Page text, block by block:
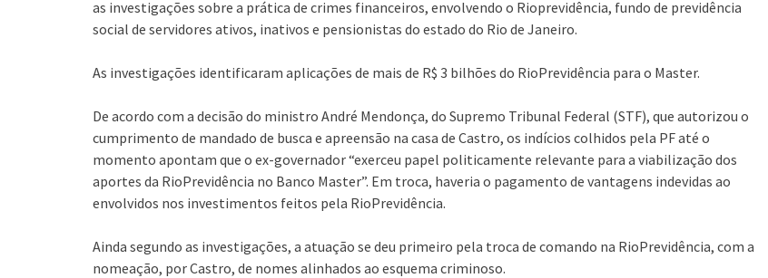
as investigações sobre a prática de crimes financeiros, envolvendo o Rioprevidência, fundo de previdência
social de servidores ativos, inativos e pensionistas do estado do Rio de Janeiro.
As investigações identificaram aplicações de mais de R$ 3 bilhões do RioPrevidência para o Master.
De acordo com a decisão do ministro André Mendonça, do Supremo Tribunal Federal (STF), que autorizou o
cumprimento de mandado de busca e apreensão na casa de Castro, os indícios colhidos pela PF até o
momento apontam que o ex-governador “exerceu papel politicamente relevante para a viabilização dos
aportes da RioPrevidência no Banco Master”. Em troca, haveria o pagamento de vantagens indevidas ao
envolvidos nos investimentos feitos pela RioPrevidência.
Ainda segundo as investigações, a atuação se deu primeiro pela troca de comando na RioPrevidência, com a
nomeação, por Castro, de nomes alinhados ao esquema criminoso.